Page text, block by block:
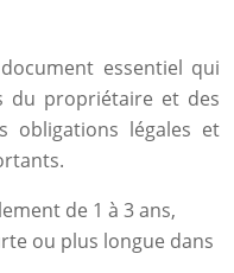
essentiel qui
du propriétaire et des
obligations légales et
de 1 à 3 ans,
ou plus longue dans